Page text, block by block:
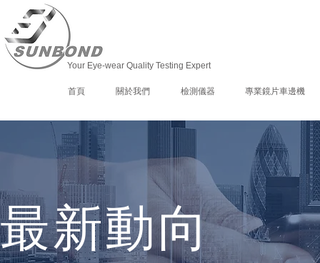
Your Eye-wear Quality Testing Expert
首頁 關於我們 檢測儀器 專業鏡片車邊機
最新動向